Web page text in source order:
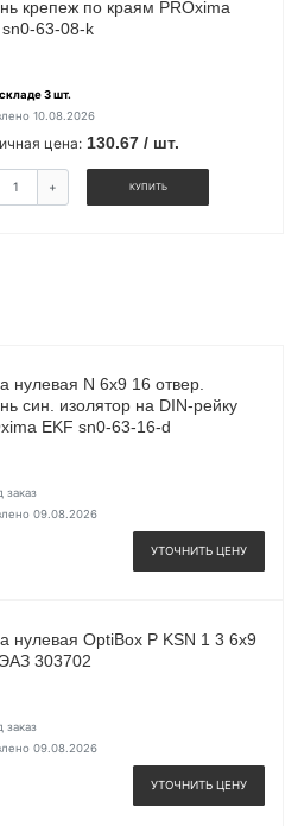
крепеж по краям PROxima
sn0-63-08-k
3 шт.
10.08.2026
цена: 130.67 / шт.
+ КУПИТЬ
нулевая N 6х9 16 отвер.
син. изолятор на DIN-рейку
EKF sn0-63-16-d
заказ
09.08.2026
УТОЧНИТЬ ЦЕНУ
нулевая OptiBox P KSN 1 3 6х9
303702
заказ
09.08.2026
УТОЧНИТЬ ЦЕНУ